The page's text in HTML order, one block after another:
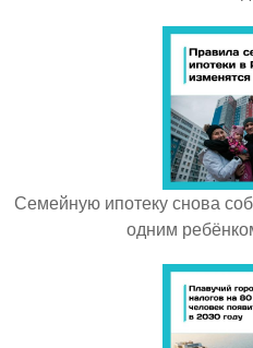
Семейную ипотеку снова
одним